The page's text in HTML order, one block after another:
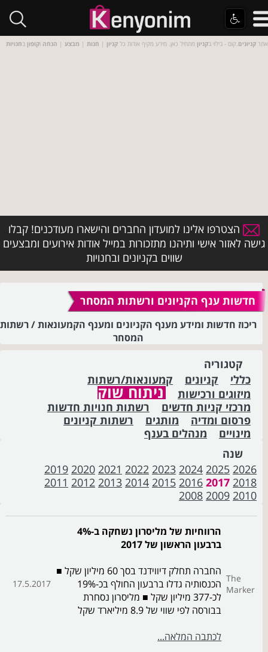
אתר קניונים.קום - בילוי בקניון מתחיל כאן. מידע מקיף אודות כל קניון | חנות | מבצע | הנחה וקופון בחנויות
הצטרפו אלינו למועדון החברים והישארו מעודכנים! קבלו
גישה לאזור אישי ותיהנו מתזכורות במייל אודות אירועים ומבצעים
שווים בקניונים ובחנויות
חדשות ענף הקניונים ורשתות המסחר
ריכוז חדשות ומידע מענף הקניונים ומענף הקמעונאות / רשתות
המסחר
קטגוריה
כללי
קניונים
קמעונאות/רשתות
מיזוגים ורכישות
ניתוח שוק
מרכזי קניות חדשים
רשתות חנויות חדשות
פרסום ומדיה
מותגים
רשתות קניונים
מינויים
מנהלים בענף
שנה
2026
2025
2024
2023
2022
2021
2020
2019
2018
2017
2016
2015
2014
2013
2012
2011
2010
2009
2008
The
Marker
הרווחיות של מליסרון נשחקה ב-4%
ברבעון הראשון של 2017
החברה תחלק דיווידנד בסך 60 מיליון שקל ■
הכנסותיה גדלו ברבעון החולף בכ-19%
לכ-377 מיליון שקל ■ מליסרון נסחרת
בבורסה לפי שווי של 8.9 מיליארד שקל
לכתבה המלאה...
17.5.2017